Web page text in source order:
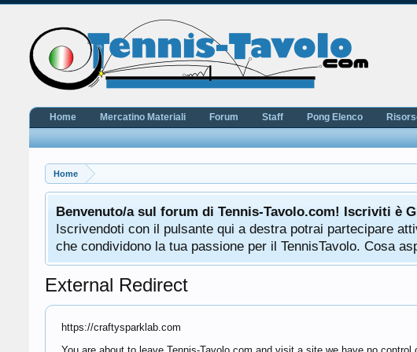
Home
Benvenuto/a sul forum di Tennis-Tavolo.com! Iscriviti è
Iscrivendoti con il pulsante qui a destra potrai partecipare
che condividono la tua passione per il TennisTavolo. Cosa
External Redirect
https://craftysparklab.com
Home Mercatino Materiali Forum Staff Pong Elenco